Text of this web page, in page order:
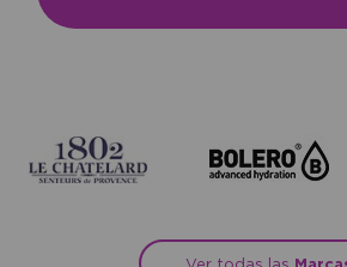
Ver todas las